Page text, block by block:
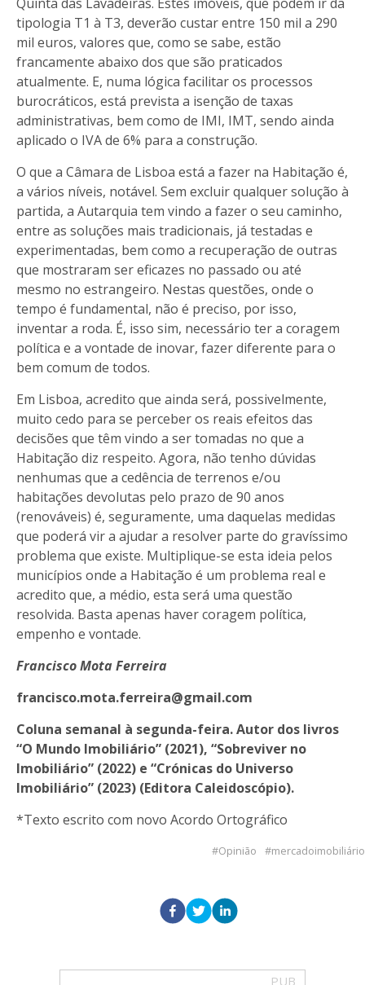
tipologia T1 à T3, deverão custar entre 150 mil a 290
mil euros, valores que, como se sabe, estão
francamente abaixo dos que são praticados
atualmente. E, numa lógica facilitar os processos
burocráticos, está prevista a isenção de taxas
administrativas, bem como de IMI, IMT, sendo ainda
aplicado o IVA de 6% para a construção.
O que a Câmara de Lisboa está a fazer na Habitação é,
a vários níveis, notável. Sem excluir qualquer solução à
partida, a Autarquia tem vindo a fazer o seu caminho,
entre as soluções mais tradicionais, já testadas e
experimentadas, bem como a recuperação de outras
que mostraram ser eficazes no passado ou até
mesmo no estrangeiro. Nestas questões, onde o
tempo é fundamental, não é preciso, por isso,
inventar a roda. É, isso sim, necessário ter a coragem
política e a vontade de inovar, fazer diferente para o
bem comum de todos.
Em Lisboa, acredito que ainda será, possivelmente,
muito cedo para se perceber os reais efeitos das
decisões que têm vindo a ser tomadas no que a
Habitação diz respeito. Agora, não tenho dúvidas
nenhumas que a cedência de terrenos e/ou
habitações devolutas pelo prazo de 90 anos
(renováveis) é, seguramente, uma daquelas medidas
que poderá vir a ajudar a resolver parte do gravíssimo
problema que existe. Multiplique-se esta ideia pelos
municípios onde a Habitação é um problema real e
acredito que, a médio, esta será uma questão
resolvida. Basta apenas haver coragem política,
empenho e vontade.
Francisco Mota Ferreira
francisco.mota.ferreira@gmail.com
Coluna semanal à segunda-feira. Autor dos livros
“O Mundo Imobiliário” (2021), “Sobreviver no
Imobiliário” (2022) e “Crónicas do Universo
Imobiliário” (2023) (Editora Caleidoscópio).
*Texto escrito com novo Acordo Ortográfico
Opinião mercadoimobiliário
PUB